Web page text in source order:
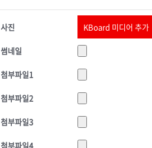
사진 KBoard 미디어 추가
썸네일
첨부파일1
첨부파일2
첨부파일3
첨부파일4